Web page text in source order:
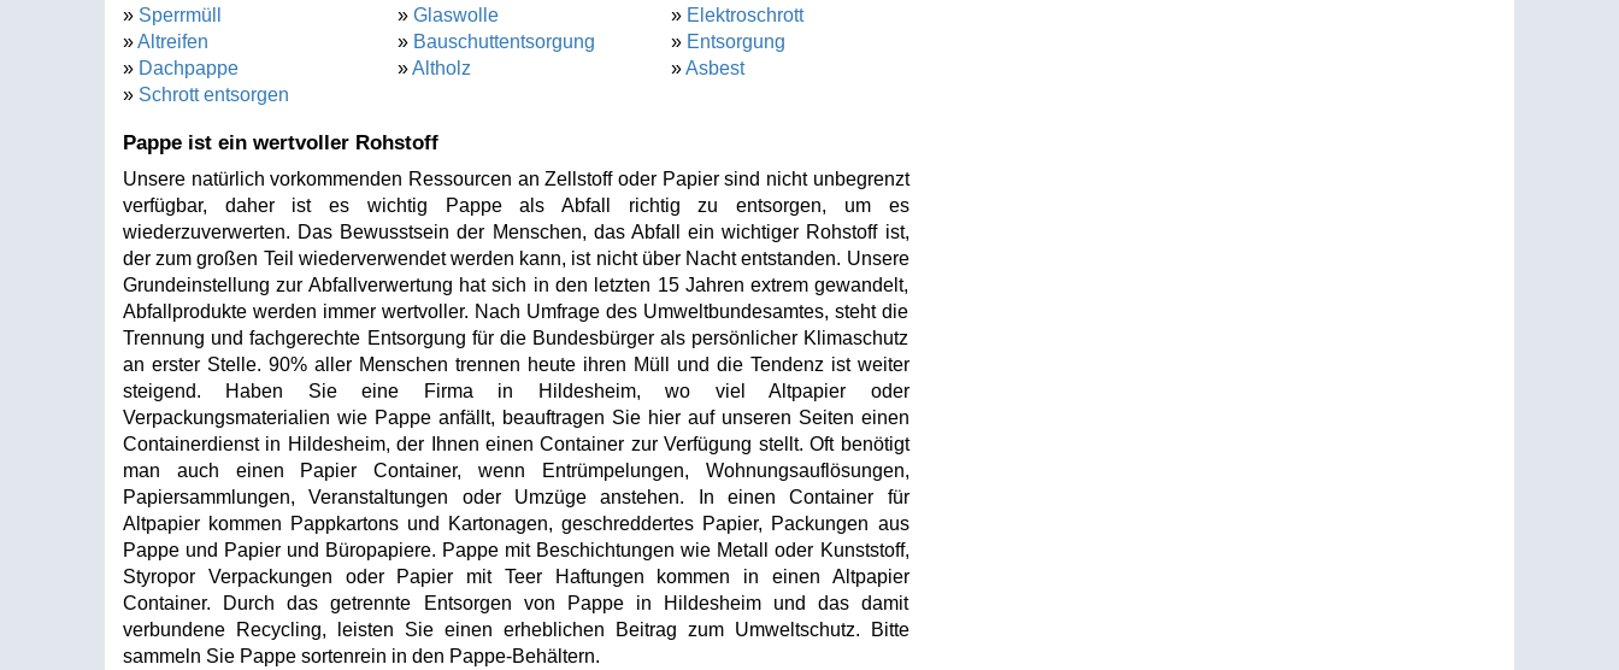
» Sperrmüll
»Altreifen
» Dachpappe
» Schrott entsorgen
» Glaswolle
» Bauschuttentsorgung
»Altholz
» Elektroschrott
» Entsorgung
»Asbest
Pappe ist ein wertvoller Rohstoff
Unsere natürlich vorkommenden Ressourcen an Zellstoff oder Papier sind nicht unbegrenzt
verfügbar, daher ist es wichtig Pappe als Abfall richtig zu entsorgen, um es
wiederzuverwerten. Das Bewusstsein der Menschen, das Abfall ein wichtiger Rohstoff ist,
der zum großen Teil wiederverwendet werden kann, ist nicht über Nacht entstanden. Unsere
Grundeinstellung zur Abfallverwertung hat sich in den letzten 15 Jahren extrem gewandelt,
Abfallprodukte werden immer wertvoller. Nach Umfrage des Umweltbundesamtes, steht die
Trennung und fachgerechte Entsorgung für die Bundesbürger als persönlicher Klimaschutz
an erster Stelle. 90% aller Menschen trennen heute ihren Müll und die Tendenz ist weiter
steigend. Haben Sie eine Firma in Hildesheim, wo viel Altpapier oder
Verpackungsmaterialien wie Pappe anfällt, beauftragen Sie hier auf unseren Seiten einen
Containerdienst in Hildesheim, der Ihnen einen Container zur Verfügung stellt. Oft benötigt
man auch einen Papier Container, wenn Entrümpelungen, Wohnungsauflösungen,
Papiersammlungen, Veranstaltungen oder Umzüge anstehen. In einen Container für
Altpapier kommen Pappkartons und Kartonagen, geschreddertes Papier, Packungen aus
Pappe und Papier und Büropapiere. Pappe mit Beschichtungen wie Metall oder Kunststoff,
Styropor Verpackungen oder Papier mit Teer Haftungen kommen in einen Altpapier
Container. Durch das getrennte Entsorgen von Pappe in Hildesheim und das damit
verbundene Recycling, leisten Sie einen erheblichen Beitrag zum Umweltschutz. Bitte
sammeln Sie Pappe sortenrein in den Pappe-Behältern.